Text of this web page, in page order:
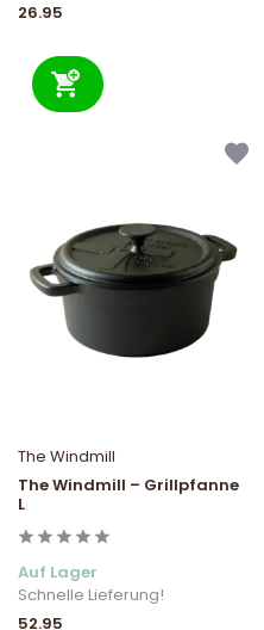
26.95
The Windmill
The Windmill – Grillpfanne
L
Auf Lager
Schnelle Lieferung!
52.95